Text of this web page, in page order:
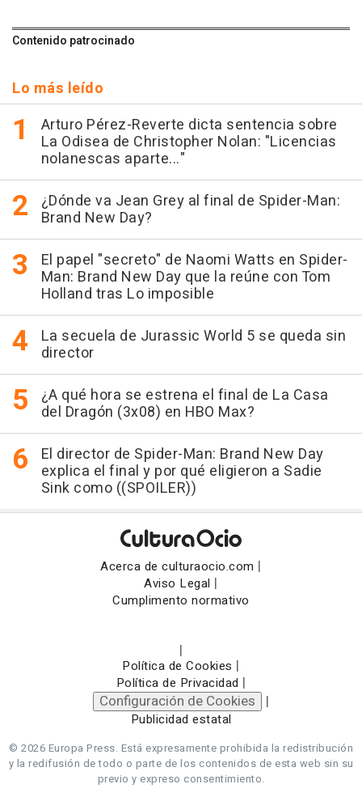
Contenido patrocinado
Lo más leído
Arturo Pérez-Reverte dicta sentencia sobre
La Odisea de Christopher Nolan: "Licencias
nolanescas aparte..."
¿Dónde va Jean Grey al final de Spider-Man:
Brand New Day?
El papel "secreto" de Naomi Watts en Spider-
Man: Brand New Day que la reúne con Tom
Holland tras Lo imposible
La secuela de Jurassic World 5 se queda sin
director
¿A qué hora se estrena el final de La Casa
del Dragón (3x08) en HBO Max?
El director de Spider-Man: Brand New Day
explica el final y por qué eligieron a Sadie
Sink como ((SPOILER))
Acerca de culturaocio.com |
Aviso Legal |
Cumplimento normativo
|
Política de Cookies |
Política de Privacidad |
Configuración de Cookies |
Publicidad estatal
© 2026 Europa Press. Está expresamente prohibida la redistribución
y la redifusión de todo o parte de los contenidos de esta web sin su
previo y expreso consentimiento.